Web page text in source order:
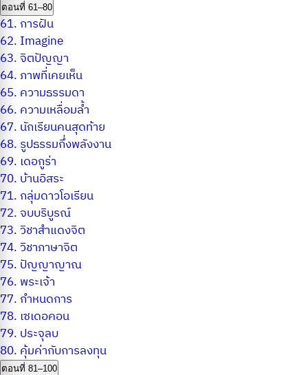
ตอนที่ 61–80
61. การฝัน
62. Imagine
63.จิตปัญญา
64. ภาพที่เคยเห็น
65. ความธรรมดา
66. ความเหลื่อมล้ำ
67. นักเรียนคนสุดท้าย
68. รูปธรรมกึ่งพลังงาน
69. เดอกูร่า
70. บ้านอิสระ
71. กลุ่มดาวโอเรียน
72.จบบริบูรณ์
73.วิชาสำแดงจิต
74.วิชาภาษาจิต
75. ปัญญาญาณ
76. พระเจ้า
77. กำหนดการ
78. เซเดอคอน
79. ประจุลบ
80. คุ้มค่ากับการลงทุน
ตอนที่ 81–100